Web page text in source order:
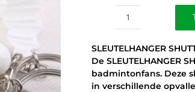
SLEUTELHANGER
-
DIVERSE
KLEUREN
aantal
SLEUTELHANGER
De SLEUTELHANGER
badmintonfans. Deze
in verschillende